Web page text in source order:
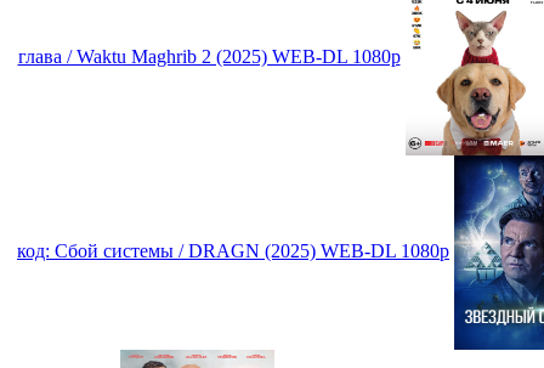
глава / Waktu Maghrib 2 (2025) WEB-DL 1080p
код: Сбой системы / DRAGN (2025) WEB-DL 1080p